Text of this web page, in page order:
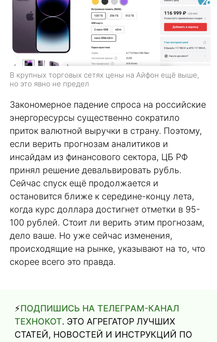
В крупных торговых сетях цены на Айфон ещё выше,
но это явно не предел
Закономерное падение спроса на российские
энергоресурсы существенно сократило
приток валютной выручки в страну. Поэтому,
если верить прогнозам аналитиков и
инсайдам из финансового сектора, ЦБ РФ
принял решение девальвировать рубль.
Сейчас спуск ещё продолжается и
остановится ближе к середине-концу лета,
когда курс доллара достигнет отметки в 95-
100 рублей. Стоит ли верить этим прогнозам,
дело ваше. Но уже сейчас изменения,
происходящие на рынке, указывают на то, что
скорее всего это правда.
⚡️ПОДПИШИСЬ НА ТЕЛЕГРАМ-КАНАЛ
ТЕХНОКОТ. ЭТО АГРЕГАТОР ЛУЧШИХ
СТАТЕЙ, НОВОСТЕЙ И ИНСТРУКЦИЙ ПО